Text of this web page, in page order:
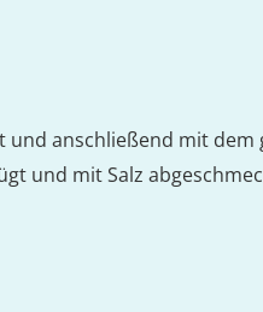
anschließend mit dem
und mit Salz